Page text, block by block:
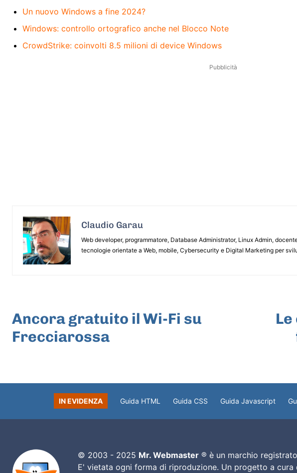
Un nuovo Windows a fine 2024?
Windows: controllo ortografico anche nel Blocco Note
CrowdStrike: coinvolti 8.5 milioni di device Windows
Pubblicità
Claudio Garau
Web developer, programmatore, Database Administrator, Linux Admin,
tecnologie orientate a Web, mobile, Cybersecurity e Digital Marketing per
Ancora gratuito il Wi-Fi su
Frecciarossa
IN EVIDENZA Guida HTML Guida CSS Guida Javascript
© 2003 - 2025 Mr. Webmaster® è un marchio
E' vietata ogni forma di riproduzione. Un progetto a cura